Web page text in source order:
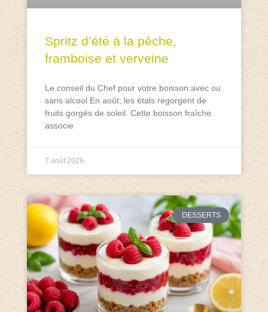
Spritz d’été à la pêche,
framboise et verveine
Le conseil du Chef pour votre boisson avec ou
sans alcool En août, les étals regorgent de
fruits gorgés de soleil. Cette boisson fraîche
associe
7 août 2026
DESSERTS